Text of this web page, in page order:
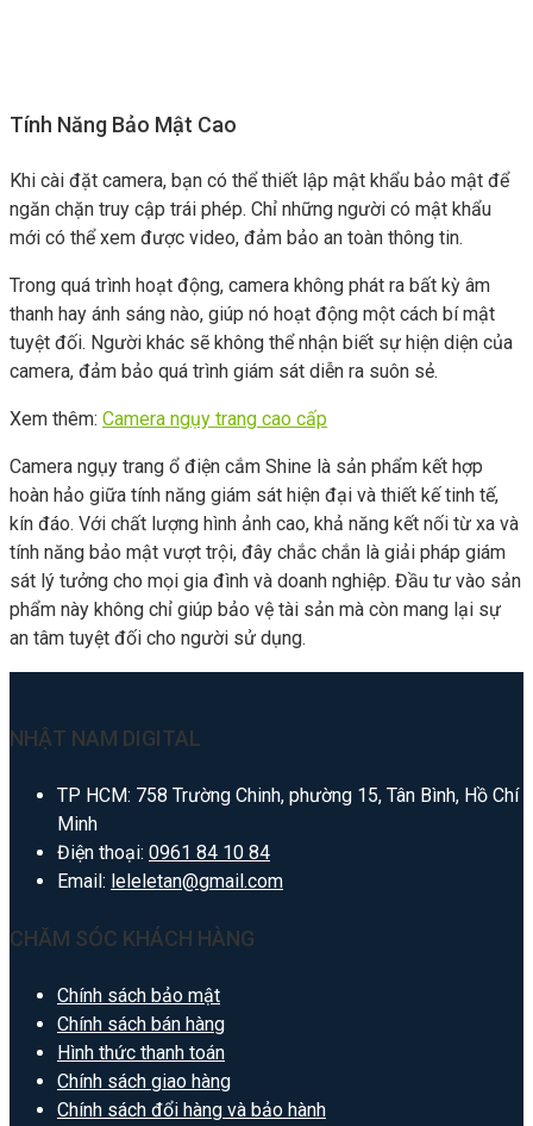
Tính Năng Bảo Mật Cao
Khi cài đặt camera, bạn có thể thiết lập mật khẩu bảo mật để
ngăn chặn truy cập trái phép. Chỉ những người có mật khẩu
mới có thể xem được video, đảm bảo an toàn thông tin.
Trong quá trình hoạt động, camera không phát ra bất kỳ âm
thanh hay ánh sáng nào, giúp nó hoạt động một cách bí mật
tuyệt đối. Người khác sẽ không thể nhận biết sự hiện diện của
camera, đảm bảo quá trình giám sát diễn ra suôn sẻ.
Xem thêm: Camera ngụy trang cao cấp
Camera ngụy trang ổ điện cắm Shine là sản phẩm kết hợp
hoàn hảo giữa tính năng giám sát hiện đại và thiết kế tinh tế,
kín đáo. Với chất lượng hình ảnh cao, khả năng kết nối từ xa và
tính năng bảo mật vượt trội, đây chắc chắn là giải pháp giám
sát lý tưởng cho mọi gia đình và doanh nghiệp. Đầu tư vào sản
phẩm này không chỉ giúp bảo vệ tài sản mà còn mang lại sự
an tâm tuyệt đối cho người sử dụng.
NHẬT NAM DIGITAL
TP HCM: 758 Trường Chinh, phường 15, Tân Bình, Hồ Chí
Minh
Điện thoại: 0961 84 10 84
Email: leleletan@gmail.com
CHĂM SÓC KHÁCH HÀNG
Chính sách bảo mật
Chính sách bán hàng
Hình thức thanh toán
Chính sách giao hàng
Chính sách đổi hàng và bảo hành